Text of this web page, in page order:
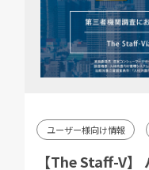
ユーザー様向け情報
【The Staff-V